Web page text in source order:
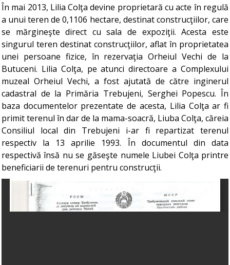
În mai 2013, Lilia Colţa devine proprietară cu acte în regulă
a unui teren de 0,1106 hectare, destinat construcţiilor, care
se mărgineşte direct cu sala de expoziţii. Acesta este
singurul teren destinat construcţiilor, aflat în proprietatea
unei persoane fizice, în rezervaţia Orheiul Vechi de la
Butuceni. Lilia Colţa, pe atunci directoare a Complexului
muzeal Orheiul Vechi, a fost ajutată de către inginerul
cadastral de la Primăria Trebujeni, Serghei Popescu. În
baza documentelor prezentate de acesta, Lilia Colţa ar fi
primit terenul în dar de la mama-soacră, Liuba Colţa, căreia
Consiliul local din Trebujeni i-ar fi repartizat terenul
respectiv la 13 aprilie 1993. În documentul din data
respectivă însă nu se găseşte numele Liubei Colţa printre
beneficiarii de terenuri pentru construcţii.